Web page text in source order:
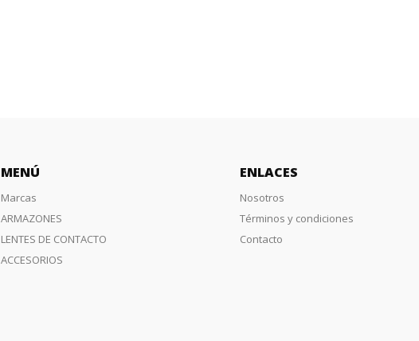
MENÚ
Marcas
ARMAZONES
LENTES DE CONTACTO
ACCESORIOS
ENLACES
Nosotros
Términos y condiciones
Contacto